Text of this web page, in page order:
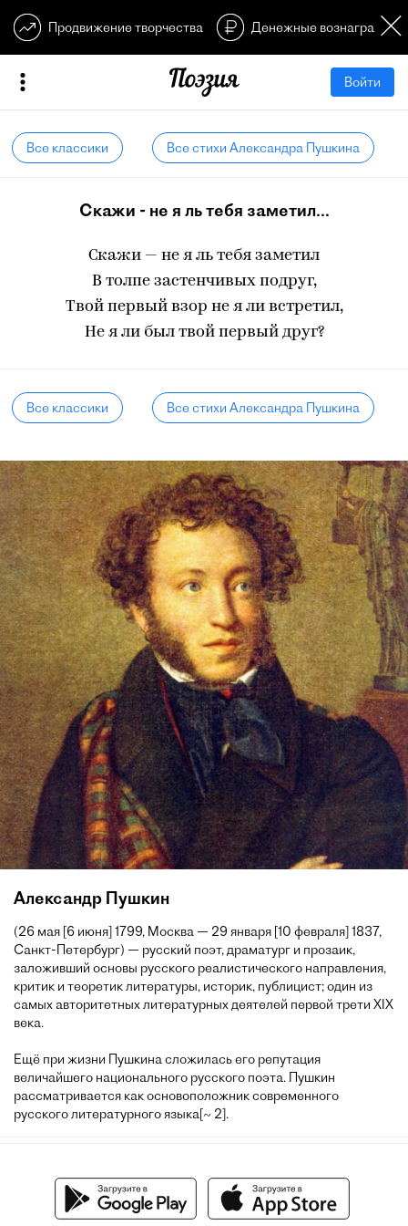
Продвижение творчества Денежные
Войти
Все классики Все стихи Александра Пушкина
Скажи - не я ль тебя заметил...
Скажи — не я ль тебя заметил
В толпе застенчивых подруг,
Твой первый взор не я ли встретил,
Не я ли был твой первый друг?
Все классики Все стихи Александра Пушкина
Александр Пушкин
(26 мая [6 июня] 1799, Москва — 29 января [10 февраля] 1837,
Санкт-Петербург) — русский поэт, драматург и прозаик,
заложивший основы русского реалистического направления,
критик и теоретик литературы, историк, публицист; один из
самых авторитетных литературных деятелей первой трети XIX
века.
Ещё при жизни Пушкина сложилась его репутация
величайшего национального русского поэта. Пушкин
рассматривается как основоположник современного
русского литературного языка[~ 2].